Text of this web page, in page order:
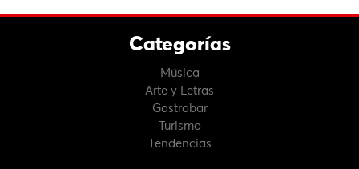
Categorías
Música
Arte y Letras
Gastrobar
Turismo
Tendencias